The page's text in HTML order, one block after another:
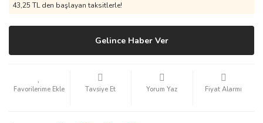
43,25 TL den başlayan taksitlerle!
Gelince Haber Ver
Tavsiye Et Yorum Yaz Fiyat Alarmı